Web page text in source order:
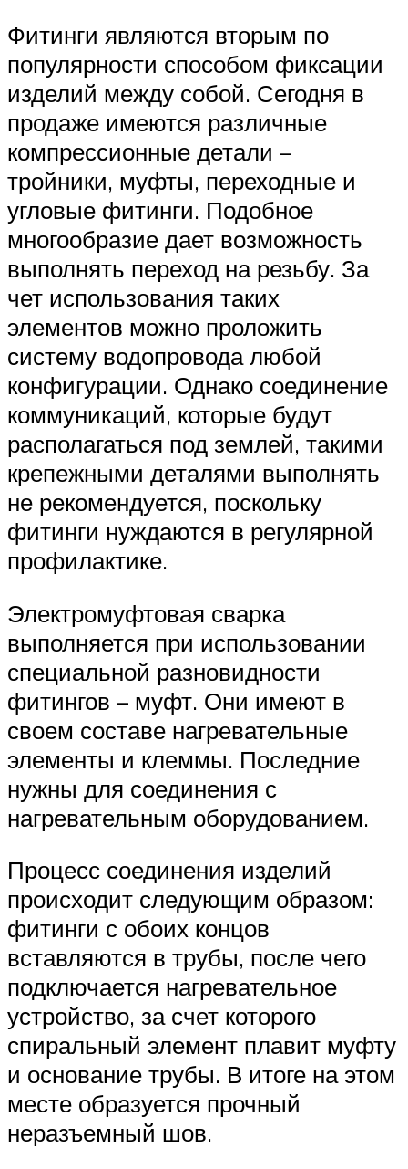
Фитинги являются вторым по
популярности способом фиксации
изделий между собой. Сегодня в
продаже имеются различные
компрессионные детали –
тройники, муфты, переходные и
угловые фитинги. Подобное
многообразие дает возможность
выполнять переход на резьбу. За
чет использования таких
элементов можно проложить
систему водопровода любой
конфигурации. Однако соединение
коммуникаций, которые будут
располагаться под землей, такими
крепежными деталями выполнять
не рекомендуется, поскольку
фитинги нуждаются в регулярной
профилактике.
Электромуфтовая сварка
выполняется при использовании
специальной разновидности
фитингов – муфт. Они имеют в
своем составе нагревательные
элементы и клеммы. Последние
нужны для соединения с
нагревательным оборудованием.
Процесс соединения изделий
происходит следующим образом:
фитинги с обоих концов
вставляются в трубы, после чего
подключается нагревательное
устройство, за счет которого
спиральный элемент плавит муфту
и основание трубы. В итоге на этом
месте образуется прочный
неразъемный шов.